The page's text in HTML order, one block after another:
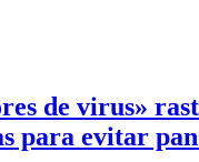
de virus»
para evitar